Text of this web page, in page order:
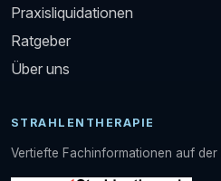
Praxisliquidationen
Ratgeber
Über uns
STRAHLENTHERAPIE
Vertiefte Fachinformationen auf der